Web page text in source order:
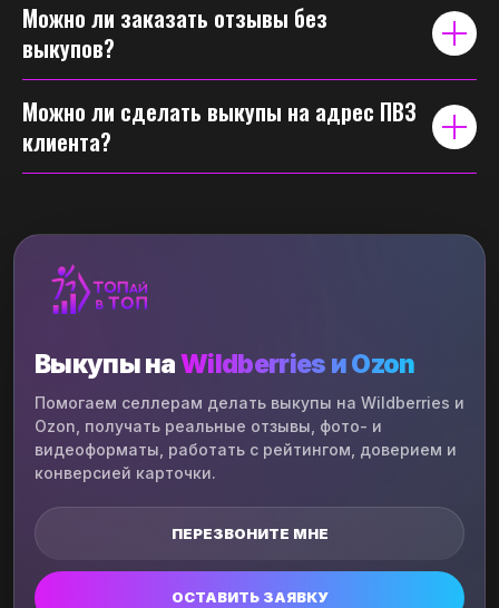
Можно ли заказать отзывы без
выкупов?
Можно ли сделать выкупы на адрес ПВЗ
клиента?
Выкупы наWildberries и Ozon
Помогаем селлерам делать выкупы на Wildberries и
Ozon, получать реальные отзывы, фото- и
видеоформаты, работать с рейтингом, доверием и
конверсией карточки.
ПЕРЕЗВОНИТЕ МНЕ
ОСТАВИТЬ ЗАЯВКУ